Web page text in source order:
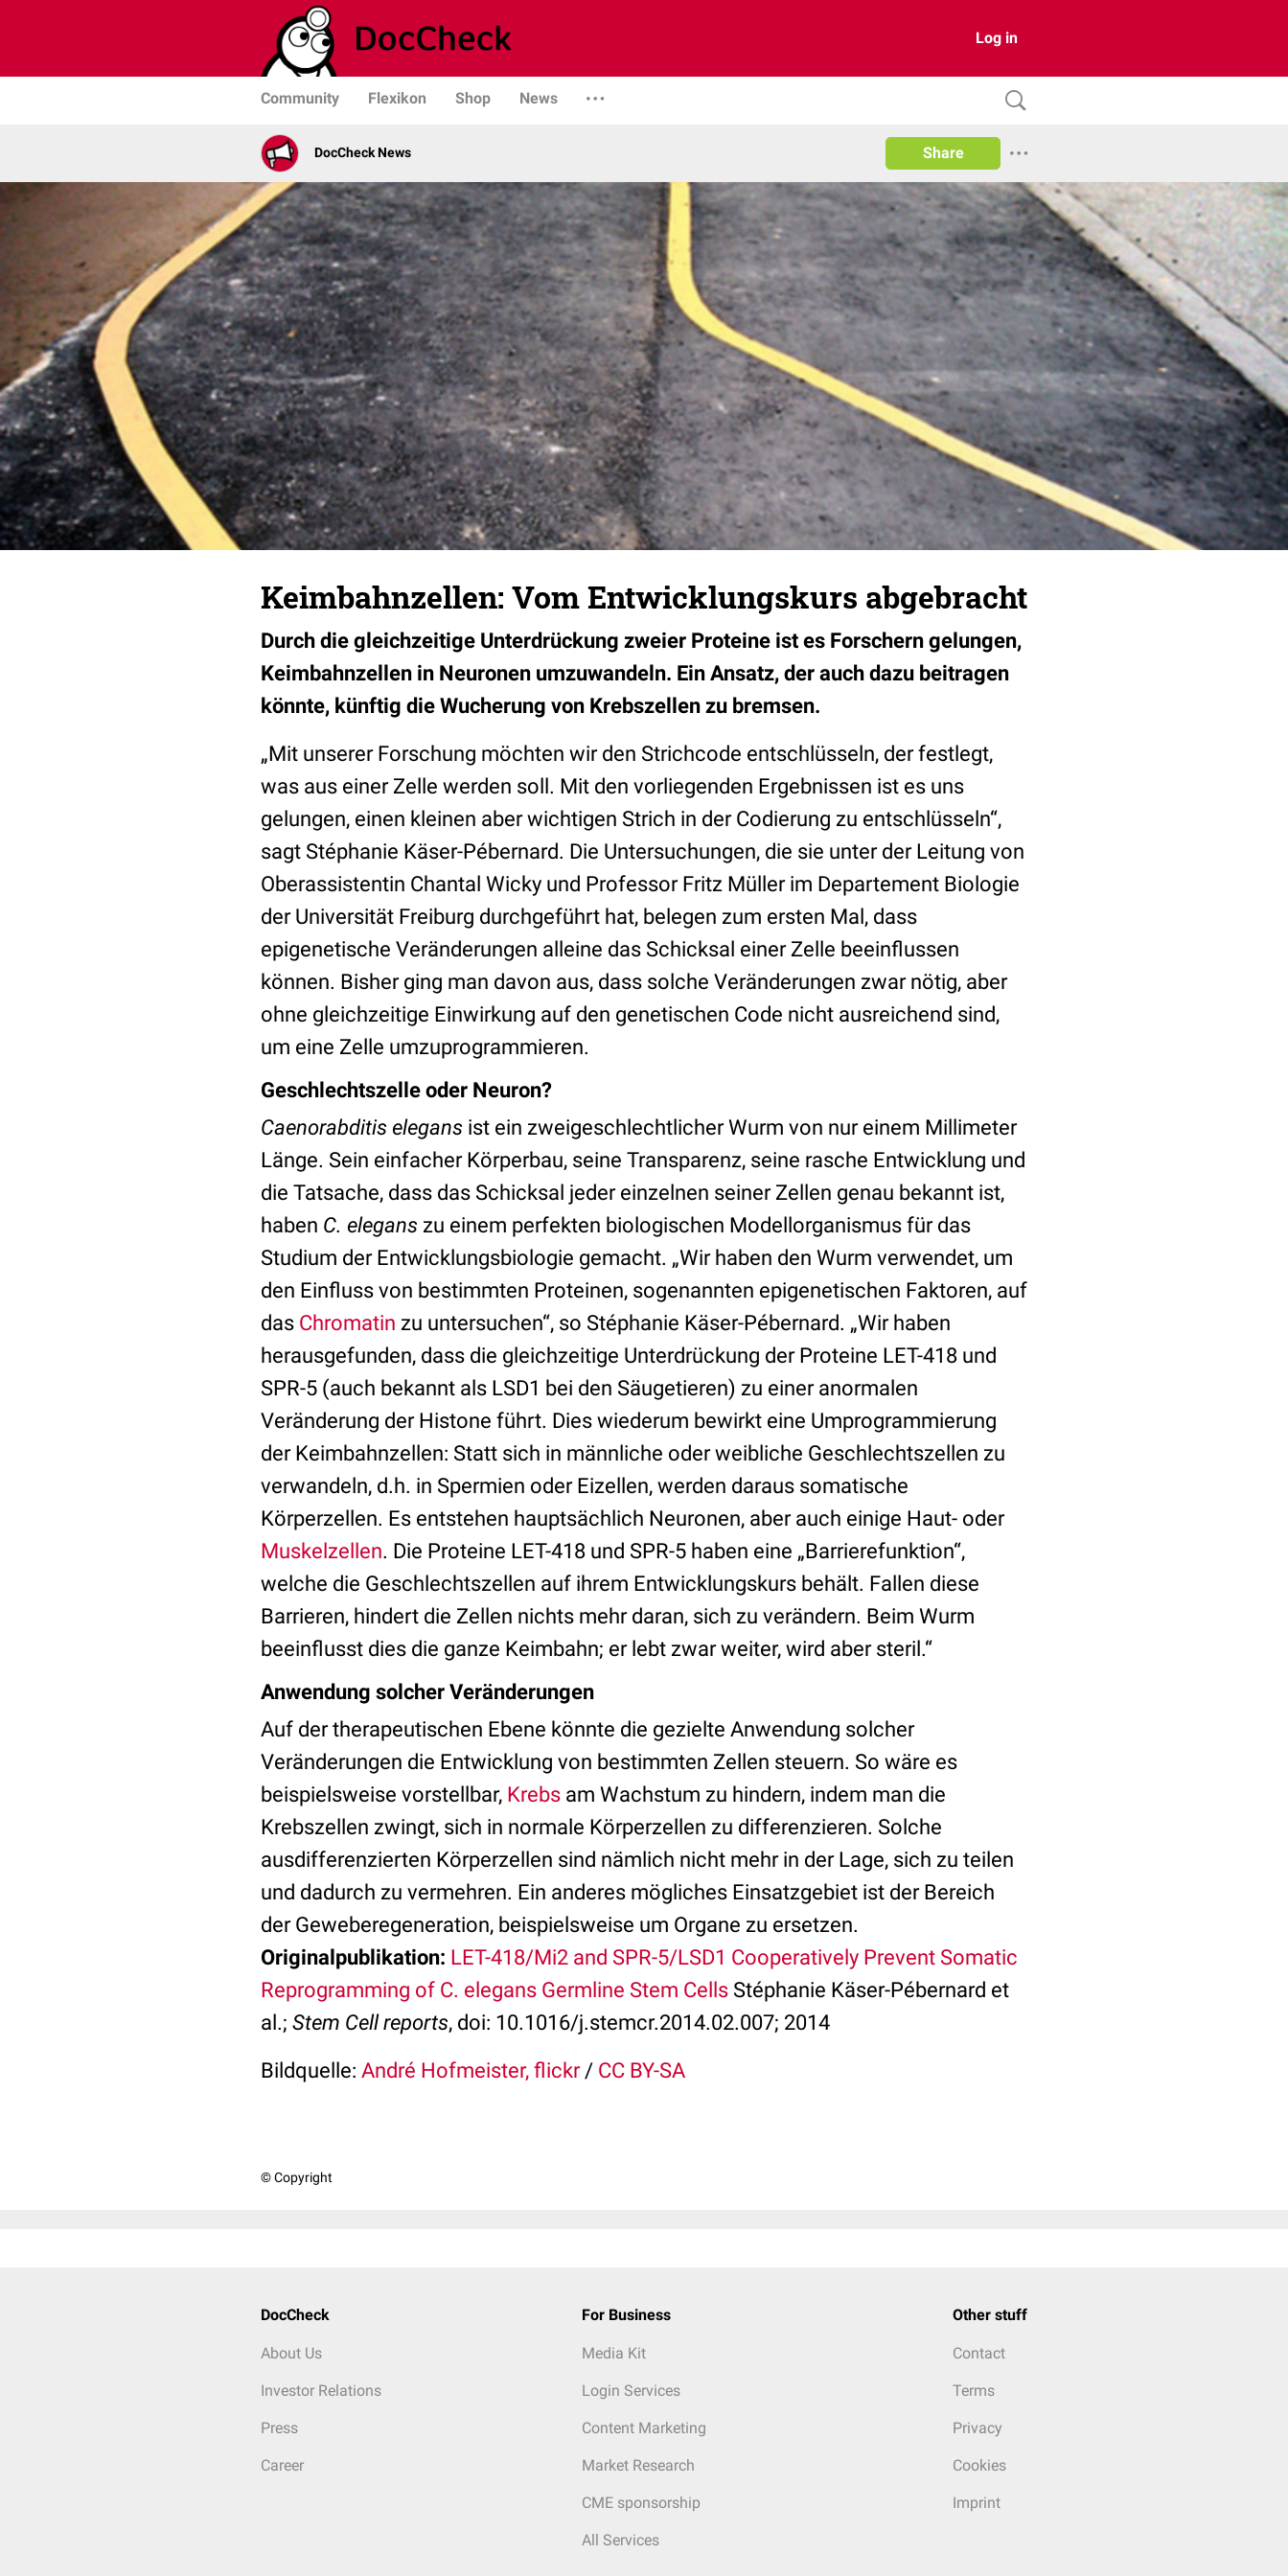
Log in
Community Flexikon Shop News
DocCheck News Share
Keimbahnzellen: Vom Entwicklungskurs abgebracht
Durch die gleichzeitige Unterdrückung zweier Proteine ist es Forschern gelungen,
Keimbahnzellen in Neuronen umzuwandeln. Ein Ansatz, der auch dazu beitragen
könnte, künftig die Wucherung von Krebszellen zu bremsen.
„Mit unserer Forschung möchten wir den Strichcode entschlüsseln, der festlegt,
was aus einer Zelle werden soll. Mit den vorliegenden Ergebnissen ist es uns
gelungen, einen kleinen aber wichtigen Strich in der Codierung zu entschlüsseln“,
sagt Stéphanie Käser-Pébernard. Die Untersuchungen, die sie unter der Leitung von
Oberassistentin Chantal Wicky und Professor Fritz Müller im Departement Biologie
der Universität Freiburg durchgeführt hat, belegen zum ersten Mal, dass
epigenetische Veränderungen alleine das Schicksal einer Zelle beeinflussen
können. Bisher ging man davon aus, dass solche Veränderungen zwar nötig, aber
ohne gleichzeitige Einwirkung auf den genetischen Code nicht ausreichend sind,
um eine Zelle umzuprogrammieren.
Geschlechtszelle oder Neuron?
Caenorabditis elegans ist ein zweigeschlechtlicher Wurm von nur einem Millimeter
Länge. Sein einfacher Körperbau, seine Transparenz, seine rasche Entwicklung und
die Tatsache, dass das Schicksal jeder einzelnen seiner Zellen genau bekannt ist,
haben C. elegans zu einem perfekten biologischen Modellorganismus für das
Studium der Entwicklungsbiologie gemacht. „Wir haben den Wurm verwendet, um
den Einfluss von bestimmten Proteinen, sogenannten epigenetischen Faktoren, auf
das Chromatin zu untersuchen“, so Stéphanie Käser-Pébernard. „Wir haben
herausgefunden, dass die gleichzeitige Unterdrückung der Proteine LET-418 und
SPR-5 (auch bekannt als LSD1 bei den Säugetieren) zu einer anormalen
Veränderung der Histone führt. Dies wiederum bewirkt eine Umprogrammierung
der Keimbahnzellen: Statt sich in männliche oder weibliche Geschlechtszellen zu
verwandeln, d.h. in Spermien oder Eizellen, werden daraus somatische
Körperzellen. Es entstehen hauptsächlich Neuronen, aber auch einige Haut- oder
Muskelzellen. Die Proteine LET-418 und SPR-5 haben eine „Barrierefunktion“,
welche die Geschlechtszellen auf ihrem Entwicklungskurs behält. Fallen diese
Barrieren, hindert die Zellen nichts mehr daran, sich zu verändern. Beim Wurm
beeinflusst dies die ganze Keimbahn; er lebt zwar weiter, wird aber steril.“
Anwendung solcher Veränderungen
Auf der therapeutischen Ebene könnte die gezielte Anwendung solcher
Veränderungen die Entwicklung von bestimmten Zellen steuern. So wäre es
beispielsweise vorstellbar, Krebs am Wachstum zu hindern, indem man die
Krebszellen zwingt, sich in normale Körperzellen zu differenzieren. Solche
ausdifferenzierten Körperzellen sind nämlich nicht mehr in der Lage, sich zu teilen
und dadurch zu vermehren. Ein anderes mögliches Einsatzgebiet ist der Bereich
der Geweberegeneration, beispielsweise um Organe zu ersetzen.
Originalpublikation: LET-418/Mi2 and SPR-5/LSD1 Cooperatively Prevent Somatic
Reprogramming of C. elegans Germline Stem Cells Stéphanie Käser-Pébernard et
al.; Stem Cell reports, doi: 10.1016/j.stemcr.2014.02.007; 2014
Bildquelle: André Hofmeister, flickr/ CC BY-SA
© Copyright
DocCheck
About Us
Investor Relations
Press
Career
For Business
Media Kit
Login Services
Content Marketing
Market Research
CME sponsorship
All Services
Other stuff
Contact
Terms
Privacy
Cookies
Imprint